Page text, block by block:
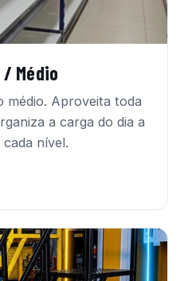
Médio
médio. Aproveita toda
a carga do dia a
nível.